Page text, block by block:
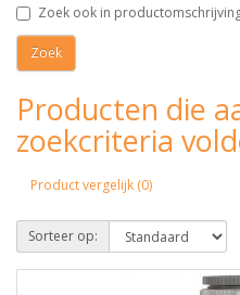
Zoek ook in
Producten die
zoekcriteria
Product vergelijk (0)
Sorteer op: